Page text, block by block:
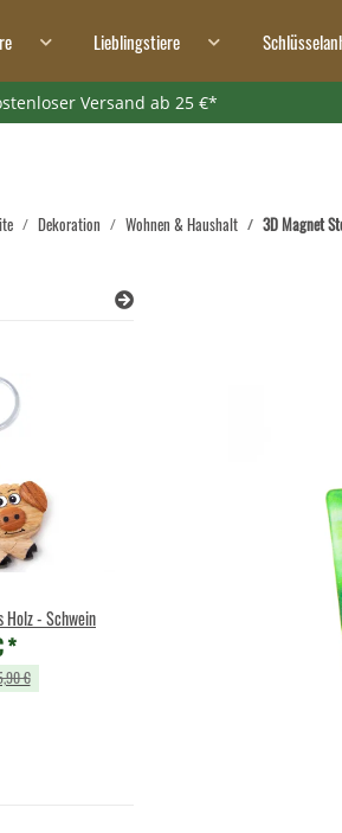
Lieblingstiere
Versand ab 25 €*
Dekoration Wohnen & Haushalt 3D Magnet
Holz - Schwein
*
€
Federspiel "Adila" -